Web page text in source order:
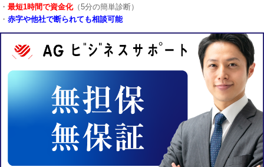
・ 最短1時間で資金化（5分の簡単診断）
・ 赤字や他社で断られても相談可能